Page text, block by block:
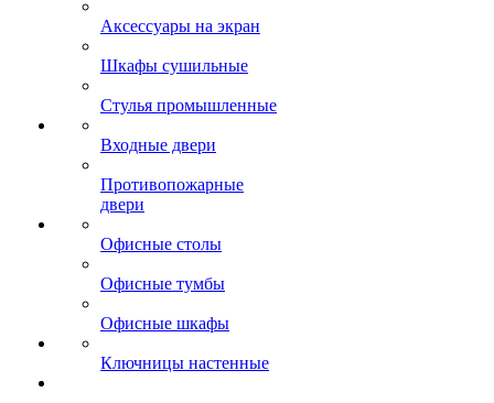
Аксессуары на экран
Шкафы сушильные
Стулья промышленные
Входные двери
Противопожарные
двери
Офисные столы
Офисные тумбы
Офисные шкафы
Ключницы настенные